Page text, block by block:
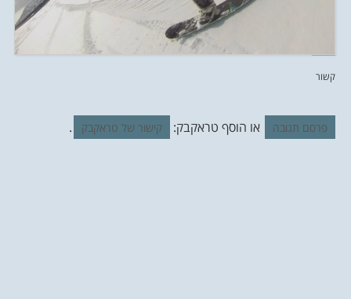
קשור
פרסם תגובה או הוסף טראקבק: קישור של טראקבק .